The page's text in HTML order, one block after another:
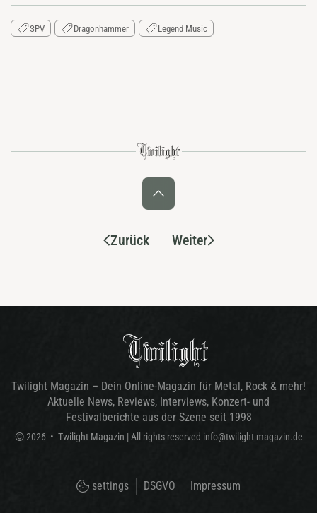
SPV Dragonhammer Legend Music
Zurück Weiter
Twilight Magazin – Dein Online-Magazin für Metal, Rock & mehr!
Aktuelle News, Reviews, Interviews, Konzert- und
Festivalberichte aus der Szene seit 1998
© 2026 • Twilight Magazin | All rights reserved info@twilight-magazin.de
settings DSGVO Impressum